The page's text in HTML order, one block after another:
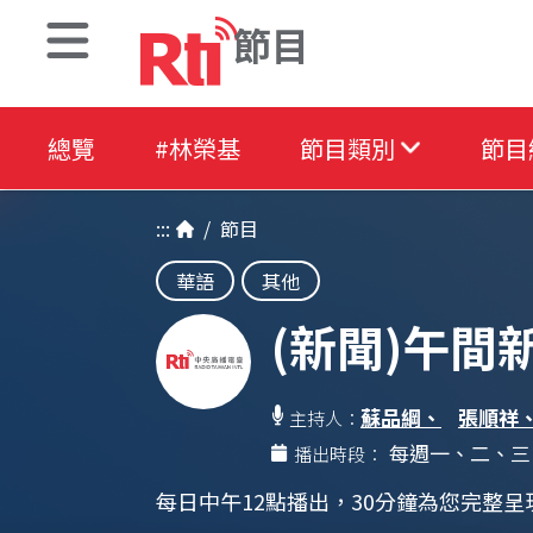
節目
總覽 #林榮基 節目類別 節
::: / 節目
華語
其他
(新聞)午間
主持人：蘇品綱、 張順祥
播出時段： 每週一、二、
每日中午12點播出，30分鐘為您完整